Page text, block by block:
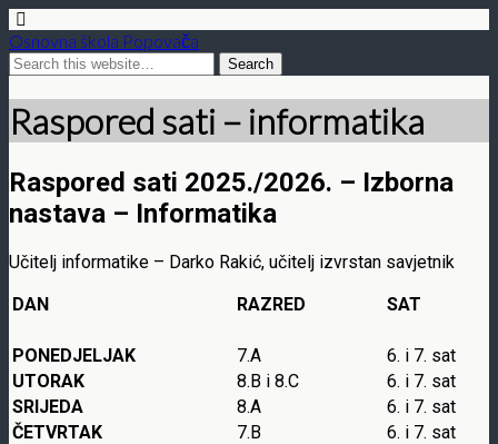
Osnovna škola Popovača
Raspored sati – informatika
Raspored sati 2025./2026. – Izborna
nastava – Informatika
Učitelj informatike – Darko Rakić, učitelj izvrstan savjetnik
DAN
RAZRED SAT
PONEDJELJAK 7.A
6. i 7. sat
UTORAK
8.B i 8.C
6. i 7. sat
SRIJEDA
8.A
6. i 7. sat
ČETVRTAK
7.B
6. i 7. sat